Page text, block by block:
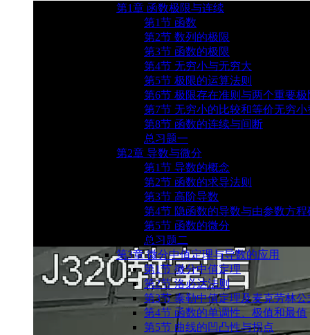
第1章 函数极限与连续
第1节 函数
第2节 数列的极限
第3节 函数的极限
第4节 无穷小与无穷大
第5节 极限的运算法则
第6节 极限存在准则与两个重要极
第7节 无穷小的比较和等价无穷小
第8节 函数的连续与间断
总习题一
第2章 导数与微分
第1节 导数的概念
第2节 函数的求导法则
第3节 高阶导数
第4节 隐函数的导数与由参数方
第5节 函数的微分
总习题二
第3章 微分中值定理与导数的应用
第1节 微分中值定理
第2节 洛必达法则
第3节 泰勒中值定理及麦克劳林公
第4节 函数的单调性、极值和最值
第5节 曲线的凹凸性与拐点